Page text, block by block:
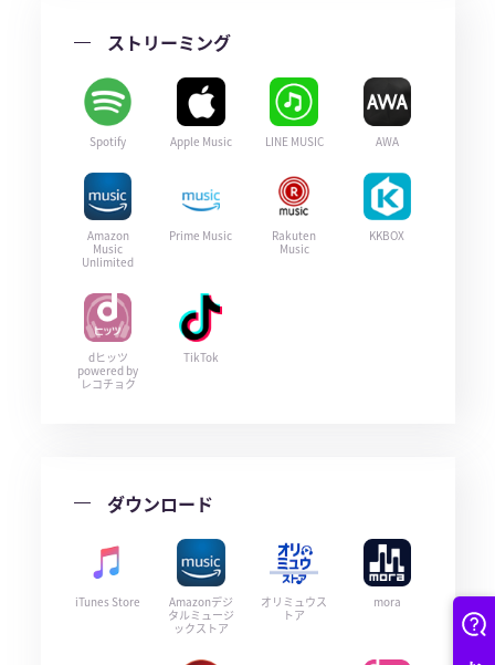
ストリーミング
Spotify Apple Music LINE MUSIC AWA
Amazon
Music
Unlimited
Prime Music
Rakuten
Music
KKBOX
dヒッツ
powered by
レコチョク
TikTok
ダウンロード
iTunes Store
Amazonデジ
タルミュージ
ックストア
オリミュウス
トア
mora